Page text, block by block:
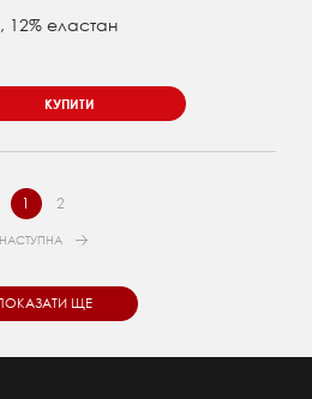
12% еластан
КУПИТИ
1 2
НАСТУПНА
ЩЕ